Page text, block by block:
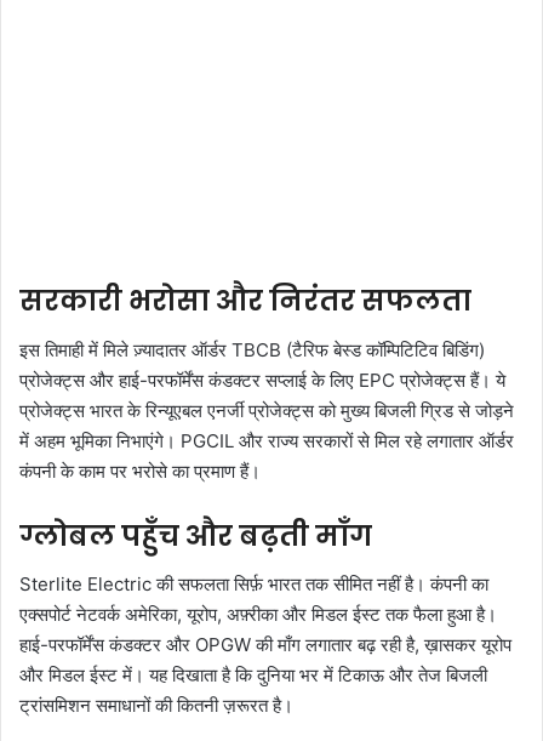
सरकारी भरोसा और निरंतर सफलता
इस तिमाही में मिले ज़्यादातर ऑर्डर TBCB (टैरिफ बेस्ड कॉम्पिटिटिव बिडिंग)
प्रोजेक्ट्स और हाई-परफॉर्मेंस कंडक्टर सप्लाई के लिए EPC प्रोजेक्ट्स हैं। ये
प्रोजेक्ट्स भारत के रिन्यूएबल एनर्जी प्रोजेक्ट्स को मुख्य बिजली ग्रिड से जोड़ने
में अहम भूमिका निभाएंगे। PGCIL और राज्य सरकारों से मिल रहे लगातार ऑर्डर
कंपनी के काम पर भरोसे का प्रमाण हैं।
ग्लोबल पहुँच और बढ़ती माँग
Sterlite Electric की सफलता सिर्फ़ भारत तक सीमित नहीं है। कंपनी का
एक्सपोर्ट नेटवर्क अमेरिका, यूरोप, अफ़्रीका और मिडल ईस्ट तक फैला हुआ है।
हाई-परफॉर्मेंस कंडक्टर और OPGW की माँग लगातार बढ़ रही है, ख़ासकर यूरोप
और मिडल ईस्ट में। यह दिखाता है कि दुनिया भर में टिकाऊ और तेज बिजली
ट्रांसमिशन समाधानों की कितनी ज़रूरत है।